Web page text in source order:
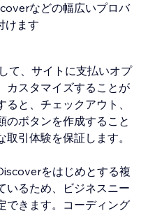
などの幅広いプロバ
けます
て、サイトに支払いオプ
カスタマイズすることが
と、チェックアウト、
のボタンを作成すること
引体験を保証します。
をはじめとする複
いるため、ビジネスニー
できます。コーディング